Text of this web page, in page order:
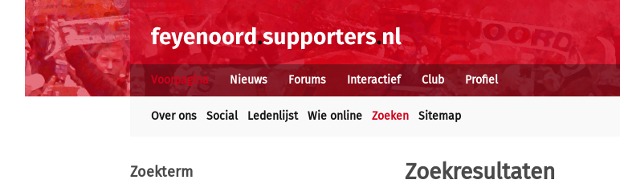
Voorpagina Nieuws Forums Interactief Club Profiel
Over ons Social Ledenlijst Wie online Zoeken Sitemap
Zoekterm Zoekresultaten